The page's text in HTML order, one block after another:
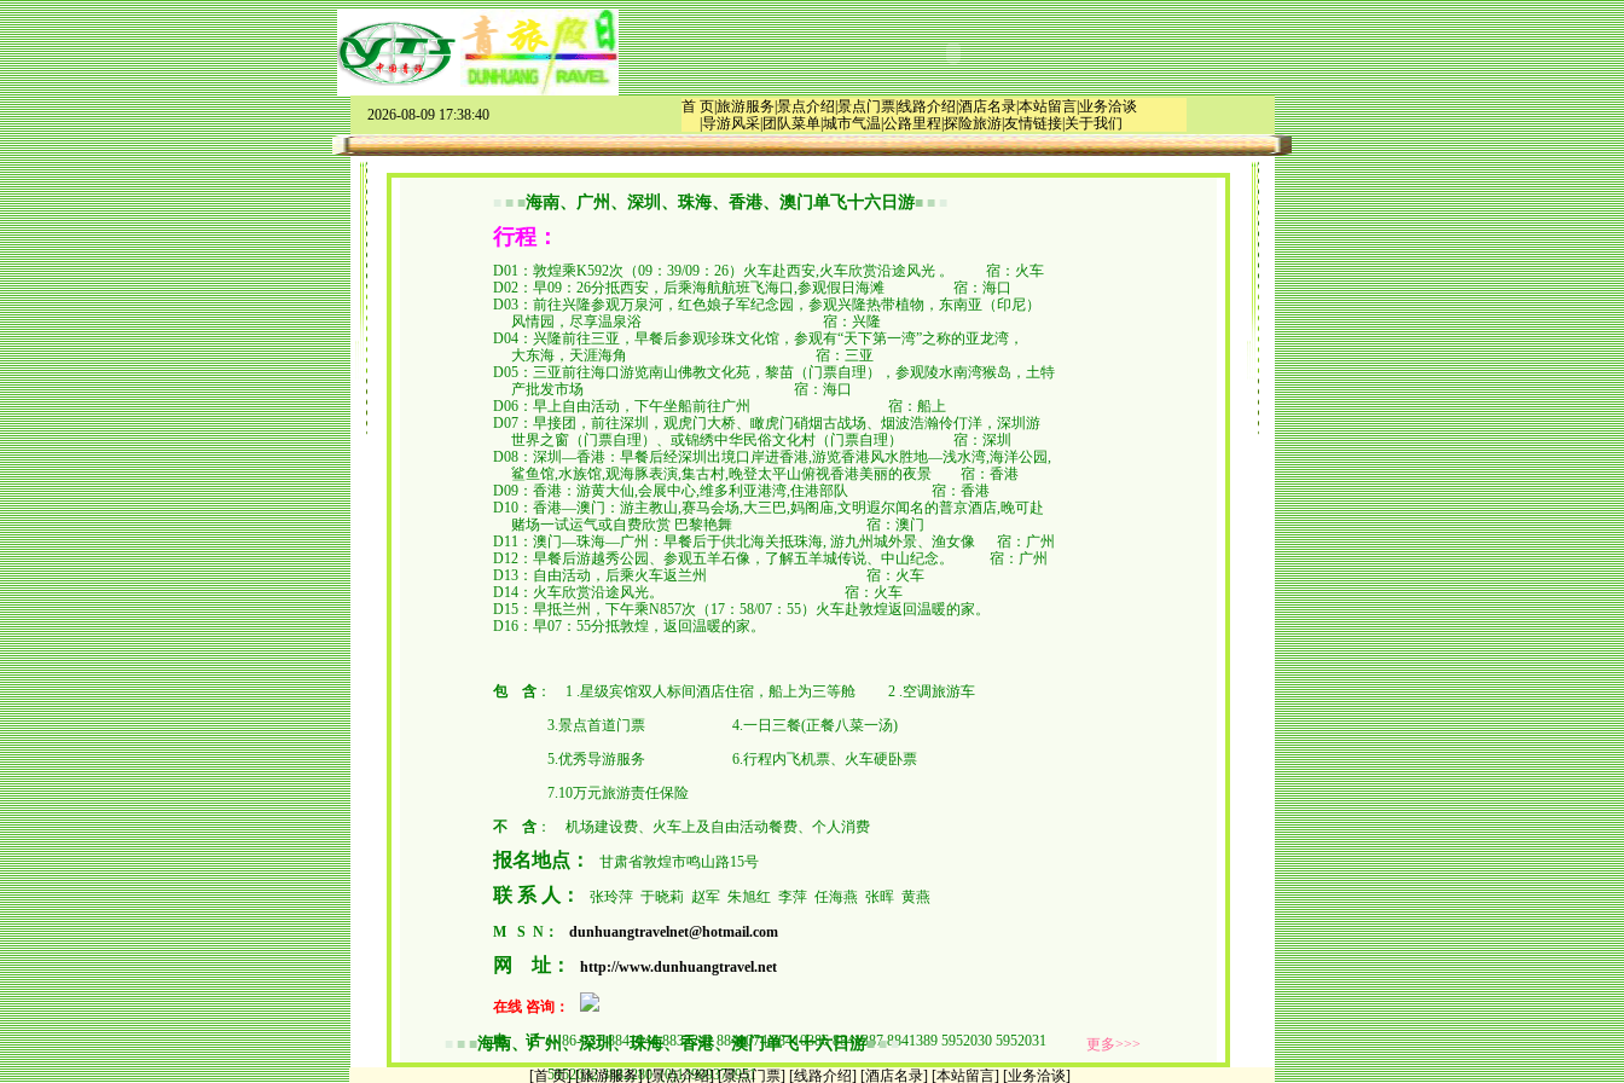
2026-08-09 17:38:40 首 页|旅游服务|景点介绍 景点门票|线路介绍 酒店名录|本站留言|业务洽谈
导游风采| 团队菜单|城市气温| 公路里程 探险旅游|友情链接| 关于我们
■ ■ ■海南、广州、深圳、珠海、香港、澳门单飞十六日游■ ■ ■
行程：
D01：敦煌乘K592次（09：39/09：26） 火车赴西安,火车欣赏沿途风光 。
宿：火车
D02： 早09：26分抵西安，后乘海航航班飞海口,参观假日海滩
宿：海口
D03：前往兴隆参观万泉河，红色娘子军纪念园，参观兴隆热带植物，东南亚（印尼）
风情园，尽享温泉浴
宿：兴隆
D04：兴隆前往三亚，早餐后参观珍珠文化馆，参观有“天下第一湾”之称的亚龙湾，
大东海，天涯海角
宿：三亚
D05：三亚前往海口游览南山佛教文化苑，黎苗（门票自理），参观陵水南湾猴岛，土特
产批发市场
宿：海口
D06：早上自由活动，下午坐船前往广州
宿：船上
D07：早接团，前往深圳，观虎门大桥、瞰虎门硝烟古战场、烟波浩瀚伶仃洋，深圳游
世界之窗（门票自理）、或锦绣中华民俗文化村（门票自理）
宿：深圳
D08：深圳 —香港：早餐后经深圳出境口岸进香港,游览香港风水胜地—浅水湾,海洋公园,
鲨鱼馆,水族馆,观海豚表演,集古村,晚登太平山俯视香港美丽的夜景
宿：香港
D09：香港：游黄大仙,会展中心,维多利亚港湾,住港部队
宿：香港
D10：香港—澳门：游主教山,赛马会场,大三巴,妈阁庙,文明遐尔闻名的普京酒店,晚可赴
赌场一试运气或自费欣赏 巴黎艳舞
宿：澳门
D11：澳门—珠海—广州：早餐后于供北海关抵珠海, 游九州城外景、渔女像 宿：广州
D12：早餐后游越秀公园、参观五羊石像，了解五羊城传说、中山纪念。
宿：广州
D13：自由活动，后乘火车返兰州
宿：火车
D14：火车欣赏沿途风光。
宿：火车
D15：早抵兰州， 下午乘N857次（17：58/07：55）火车赴敦煌返回温暖的家。
D16：早07：55分抵敦煌，返回温暖的家。
包 含： 1 .星级宾馆双人标间酒店住宿，船上为三等舱 2 .空调旅游车
3.景点首道门票 4.一日三餐(正餐八菜一汤)
5.优秀导游服务 6.行程内飞机票、火车硬卧票
7.10万元旅游责任保险
不 含： 机场建设费、火车上及自由活动餐费、个人消费
报名地点： 甘肃省敦煌市鸣山路15号
联 系 人： 张玲萍 于晓莉 赵军 朱旭红 李萍 任海燕 张晖 黄燕
M S N： dunhuangtravelnet@hotmail.com
网 址： http://www.dunhuangtravel.net
在线 咨询：
电 话：86-937-8841044 8837242 8841074 88410386 8841387 8841389 5952030 5952031
5952032 3882280 (0)13909373951
■ ■ ■海南、广州、深圳、珠海、香港、澳门单飞十六日游■ ■ ■
更多>>>
[首 页] [旅游服务] [景点介绍][景点门票] [线路介绍] [酒店名录] [本站留言] [业务洽谈]